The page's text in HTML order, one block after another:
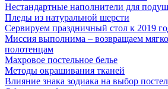
Нестандартные наполнители для
Пледы из натуральной шерсти
Сервируем праздничный стол к 2019
Миссия выполнима – возвращаем
полотенцам
Махровое постельное белье
Методы окрашивания тканей
Влияние знака зодиака на выбор